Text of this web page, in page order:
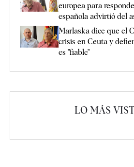
europea para
española advirtió del
Marlaska dice que el
crisis en Ceuta y
es "fiable"
LO MÁS